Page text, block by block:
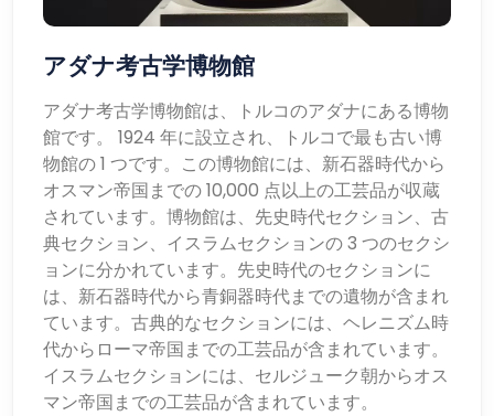
アダナ考古学博物館
アダナ考古学博物館は、トルコのアダナにある博物
館です。 1924 年に設立され、トルコで最も古い博
物館の 1 つです。この博物館には、新石器時代から
オスマン帝国までの 10,000 点以上の工芸品が収蔵
されています。博物館は、先史時代セクション、古
典セクション、イスラムセクションの 3 つのセクシ
ョンに分かれています。先史時代のセクションに
は、新石器時代から青銅器時代までの遺物が含まれ
ています。古典的なセクションには、ヘレニズム時
代からローマ帝国までの工芸品が含まれています。
イスラムセクションには、セルジューク朝からオス
マン帝国までの工芸品が含まれています。